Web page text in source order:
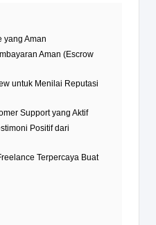
yang Aman
Aman (Escrow
untuk Menilai Reputasi
Support yang Aktif
Positif dari
Terpercaya Buat